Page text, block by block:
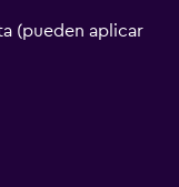
(pueden aplicar